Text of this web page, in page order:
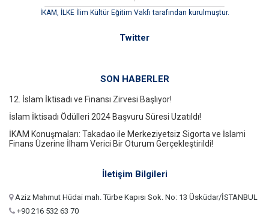
İKAM, İLKE İlim Kültür Eğitim Vakfı tarafından kurulmuştur.
Twitter
SON HABERLER
12. İslam İktisadı ve Finansı Zirvesi Başlıyor!
İslam İktisadı Ödülleri 2024 Başvuru Süresi Uzatıldı!
İKAM Konuşmaları: Takadao ile Merkeziyetsiz Sigorta ve İslami
Finans Üzerine İlham Verici Bir Oturum Gerçekleştirildi!
İletişim Bilgileri
Aziz Mahmut Hüdai mah. Türbe Kapısı Sok. No: 13 Üsküdar/İSTANBUL
+90 216 532 63 70